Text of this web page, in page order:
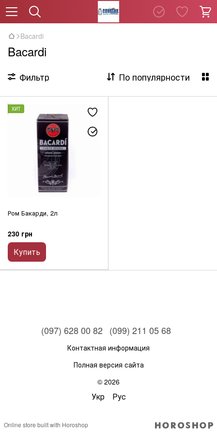
Bacardi
Bacardi
Фильтр По популярности
ХИТ
Ром Бакарди, 2л
230 грн
Купить
(097) 628 00 82 (099) 211 05 68
Контактная информация
Полная версия сайта
© 2026
Укр Рус
Online store built with Horoshop